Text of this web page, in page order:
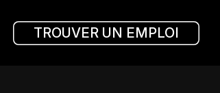
TROUVER UN EMPLOI